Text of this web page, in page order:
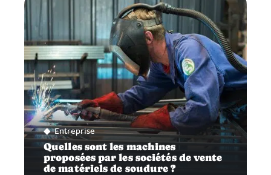
Entreprise
Quelles sont les machines
proposées par les sociétés de vente
de matériels de soudure ?